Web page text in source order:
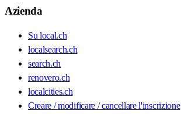
Azienda
Su local.ch
localsearch.ch
search.ch
renovero.ch
localcities.ch
Creare / modificare / cancellare l'inscrizione